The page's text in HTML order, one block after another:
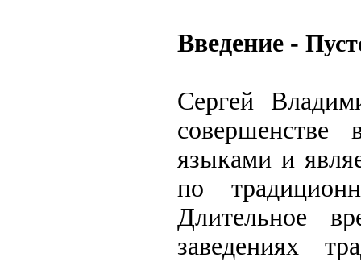
Введение -
Сергей
языками и
по
Длительное
заведениях